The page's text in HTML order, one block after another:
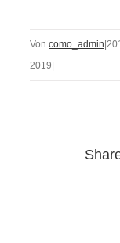
Von como_admin
2019